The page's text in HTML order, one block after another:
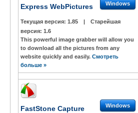
Express WebPictures Windows
Текущая версия: 1.85 |
Старейшая
версия: 1.6
This powerful image grabber will allow you
to download all the pictures from any
website quickly and easily. Смотреть
больше »
FastStone Capture Windows